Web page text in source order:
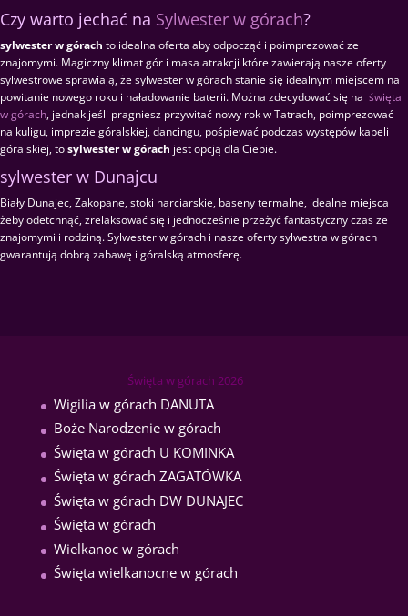
Czy warto jechać na Sylwester w górach?
sylwester w górach to idealna oferta aby odpocząć i poimprezować ze
znajomymi. Magiczny klimat gór i masa atrakcji które zawierają nasze oferty
sylwestrowe sprawiają, że sylwester w górach stanie się idealnym miejscem na
powitanie nowego roku i naładowanie baterii. Można zdecydować się na święta
w górach, jednak jeśli pragniesz przywitać nowy rok w Tatrach, poimprezować
na kuligu, imprezie góralskiej, dancingu, pośpiewać podczas występów kapeli
góralskiej, tosylwester w górach jest opcją dla Ciebie.
sylwester w Dunajcu
Biały Dunajec, Zakopane, stoki narciarskie, baseny termalne, idealne miejsca
żeby odetchnąć, zrelaksować się i jednocześnie przeżyć fantastyczny czas ze
znajomymi i rodziną. Sylwester w górach i nasze oferty sylwestra w górach
gwarantują dobrą zabawę i góralską atmosferę.
Święta w górach 2026
Wigilia w górach DANUTA
Boże Narodzenie w górach
Święta w górach U KOMINKA
Święta w górach ZAGATÓWKA
Święta w górach DW DUNAJEC
Święta w górach
Wielkanoc w górach
Święta wielkanocne w górach